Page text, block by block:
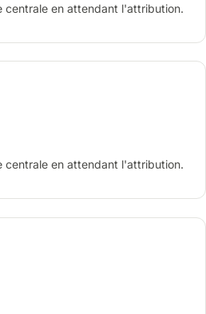
centrale en attendant l'attribution.
centrale en attendant l'attribution.